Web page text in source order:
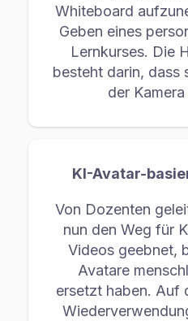
Whiteboard
Geben eines
Lernkurses. Die
besteht darin, dass
der
KI-Avatar-
Von Dozenten
nun den Weg für
Videos geebnet,
Avatare
ersetzt haben. Auf